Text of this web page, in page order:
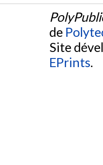
de
Site
EPrints.